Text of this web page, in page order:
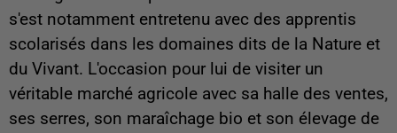
s'est notamment entretenu avec des apprentis
scolarisés dans les domaines dits de la Nature et
du Vivant. L'occasion pour lui de visiter un
véritable marché agricole avec sa halle des ventes,
ses serres, son maraîchage bio et son élevage de